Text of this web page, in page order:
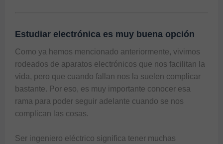
Estudiar electrónica es muy buena opción
Como ya hemos mencionado anteriormente, vivimos
rodeados de aparatos electrónicos que nos facilitan la
vida, pero que cuando fallan nos la suelen complicar
bastante. Por eso, es muy importante conocer esa
rama para poder seguir adelante cuando se nos
complican las cosas.
Ser ingeniero eléctrico significa tener muchas